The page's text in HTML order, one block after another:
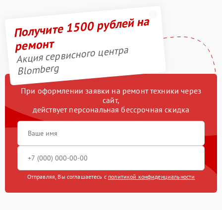
Получите 1500 рублей на
ремонт
Акция сервисного центра
Blomberg
При оформлении заявки на ремонт техники через
сайт,
действует персональная бессрочная скидка
Отправляя, Вы соглашаетесь с политикой конфиденциальности